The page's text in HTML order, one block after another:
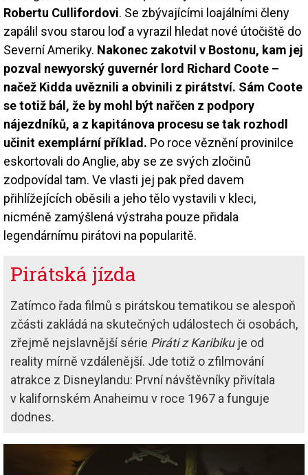
Robertu Cullifordovi. Se zbývajícími loajálními členy
zapálil svou starou loď a vyrazil hledat nové útočiště do
Severní Ameriky. Nakonec zakotvil v Bostonu, kam jej
pozval newyorský guvernér lord Richard Coote –
načež Kidda uvěznili a obvinili z pirátství. Sám Coote
se totiž bál, že by mohl být nařčen z podpory
nájezdníků, a z kapitánova procesu se tak rozhodl
učinit exemplární příklad. Po roce věznění provinilce
eskortovali do Anglie, aby se ze svých zločinů
zodpovídal tam. Ve vlasti jej pak před davem
přihlížejících oběsili a jeho tělo vystavili v kleci,
nicméně zamýšlená výstraha pouze přidala
legendárnímu pirátovi na popularitě.
Pirátská jízda
Zatímco řada filmů s pirátskou tematikou se alespoň
zčásti zakládá na skutečných událostech či osobách,
zřejmě nejslavnější série Piráti z Karibikuje od
reality mírně vzdálenější. Jde totiž o zfilmování
atrakce z Disneylandu: První návštěvníky přivítala
v kalifornském Anaheimu v roce 1967 a funguje
dodnes.